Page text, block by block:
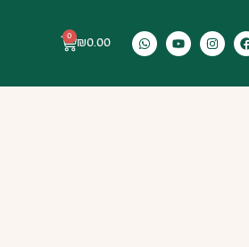
₪0.00
0